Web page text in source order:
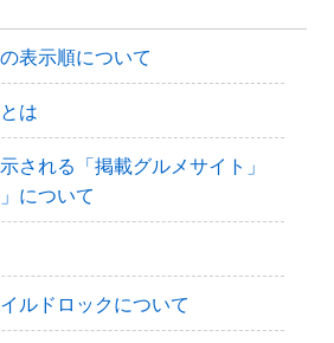
表示順について
は
される「掲載グルメサイト」
について
ルドロックについて